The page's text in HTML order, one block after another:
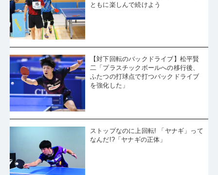
ともに楽しんで続けよう
【対下回転のバックドライブ】松平賢
二「プラスチックボールへの移行後、
ふたつの打球点で打つバックドライブ
を強化した」
ストップなのに上回転! 「ヤナギ」って
なんだ!?「ヤナギの正体」